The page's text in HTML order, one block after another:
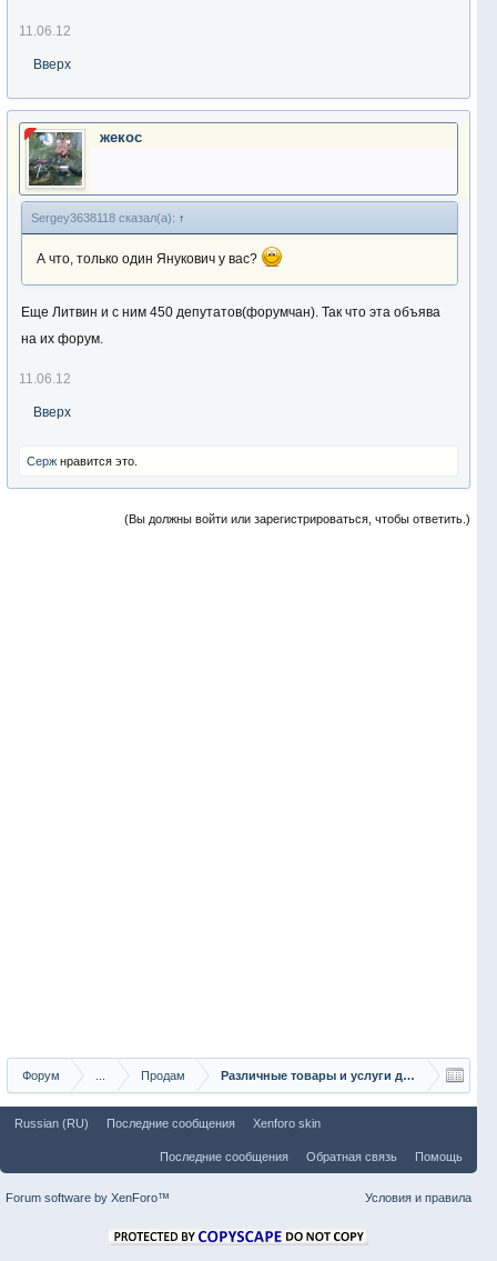
11.06.12
Вверх
жекос
Sergey3638118 сказал(а): ↑
А что, только один Янукович у вас?
Еще Литвин и с ним 450 депутатов(форумчан). Так что эта объява
на их форум.
11.06.12
Вверх
Серж нравится это.
(Вы должны войти или зарегистрироваться, чтобы ответить.)
Форум Продам Различные товары и услуги для рыбаков
Russian (RU) Последние сообщения Xenforo skin
Последние сообщения Обратная связь Помощь
Условия и правила
Forum software by XenForo™